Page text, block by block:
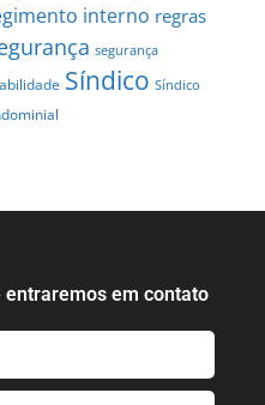
interno regras
segurança
Síndico Síndico
em contato